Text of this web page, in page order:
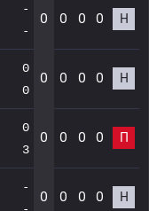
-
-
0 0 0 0 Н
0
0
0 0 0 0 Н
0
3
0 0 0 0 П
-
0 0 0 0 Н